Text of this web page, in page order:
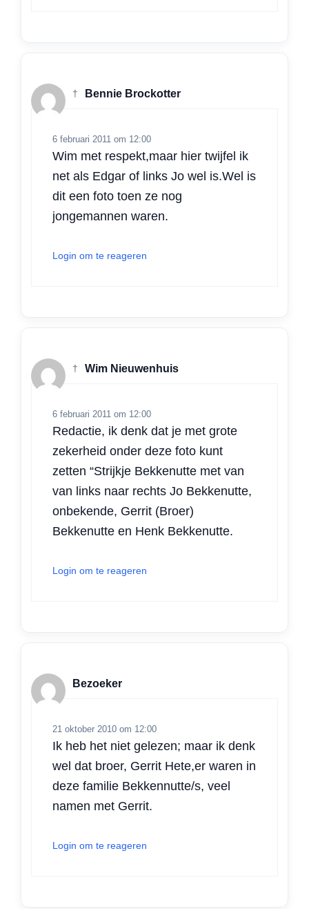
† Bennie Brockotter
6 februari 2011 om 12:00
Wim met respekt,maar hier twijfel ik
net als Edgar of links Jo wel is.Wel is
dit een foto toen ze nog
jongemannen waren.
Login om te reageren
† Wim Nieuwenhuis
6 februari 2011 om 12:00
Redactie, ik denk dat je met grote
zekerheid onder deze foto kunt
zetten “Strijkje Bekkenutte met van
van links naar rechts Jo Bekkenutte,
onbekende, Gerrit (Broer)
Bekkenutte en Henk Bekkenutte.
Login om te reageren
Bezoeker
21 oktober 2010 om 12:00
Ik heb het niet gelezen; maar ik denk
wel dat broer, Gerrit Hete,er waren in
deze familie Bekkennutte/s, veel
namen met Gerrit.
Login om te reageren